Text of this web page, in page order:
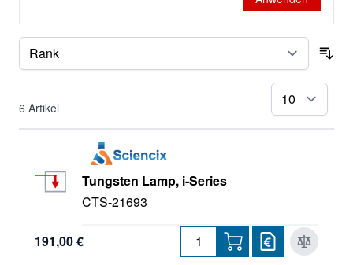
6 Artikel
Tungsten Lamp, i-Series
CTS-21693
191,00 €